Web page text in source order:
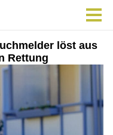
löst aus
Rettung